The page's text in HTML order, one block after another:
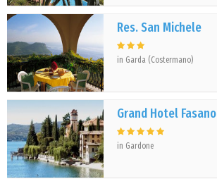
Res. San Michele
in Garda (Costermano)
Grand Hotel Fasano
in Gardone